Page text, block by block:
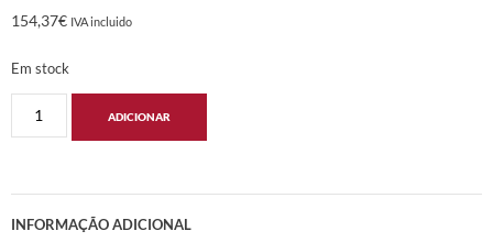
154,37€ IVA incluido
Em stock
ADICIONAR
INFORMAÇÃO ADICIONAL